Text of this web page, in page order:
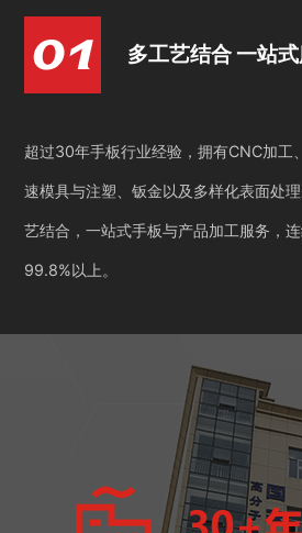
多工艺结合 一站
超过30年手板行业经验，拥有CNC加工
速模具与注塑、钣金以及多样化表面处
艺结合，一站式手板与产品加工服务，
99.8%以上。